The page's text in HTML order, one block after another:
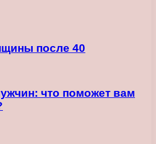
после 40
что поможет вам